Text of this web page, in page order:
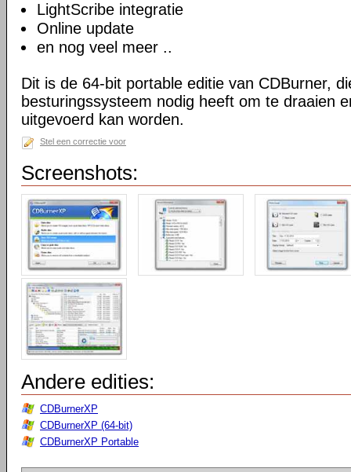
LightScribe integratie
Online update
en nog veel meer ..
Dit is de 64-bit portable editie van CDBurner,
besturingssysteem nodig heeft om te draaien
uitgevoerd kan worden.
Stel een correctie voor
Screenshots:
Andere edities:
CDBurnerXP
CDBurnerXP (64-bit)
CDBurnerXP Portable